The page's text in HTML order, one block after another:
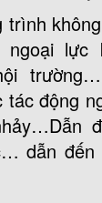
trình
ngoại
tác động
dẫn